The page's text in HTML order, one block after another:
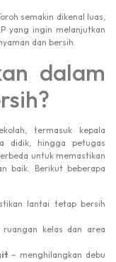
semakin dikenal luas,
yang ingin melanjutkan
dan bersih.
dalam
termasuk kepala
didik, hingga petugas
untuk memastikan
baik. Berikut beberapa
lantai tetap bersih
kelas dan area
– menghilangkan debu